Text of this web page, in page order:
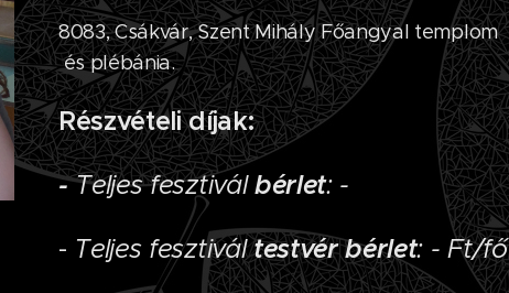
8083, Csákvár, Szent Mihály Főangyal templom
és plébánia.
Részvételi díjak:
-Teljes fesztiválbérlet: -
- Teljes fesztiváltestvérbérlet: - Ft/fő